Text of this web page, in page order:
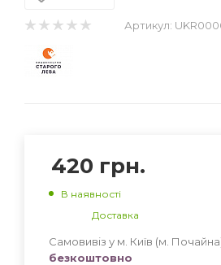
Артикул:
420 грн.
В наявності
Доставка
Самовивіз у м. Київ (м.
безкоштовно